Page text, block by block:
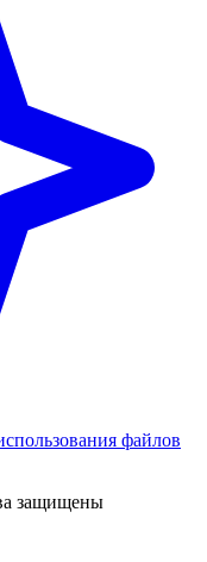
файлов
защищены